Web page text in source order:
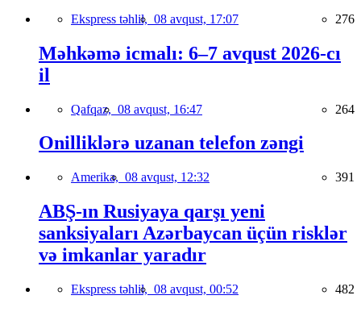
Ekspress təhlil, 08 avqust, 17:07 276
Məhkəmə icmalı: 6–7 avqust 2026-cı
il
Qafqaz, 08 avqust, 16:47 264
Onilliklərə uzanan telefon zəngi
Amerika, 08 avqust, 12:32 391
ABŞ-ın Rusiyaya qarşı yeni
sanksiyaları Azərbaycan üçün risklər
və imkanlar yaradır
Ekspress təhlil, 08 avqust, 00:52 482